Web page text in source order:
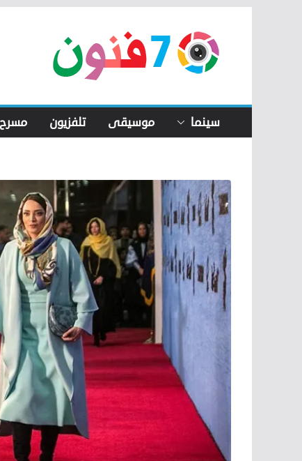
content
سينما موسيقى تلفزيون مسرح